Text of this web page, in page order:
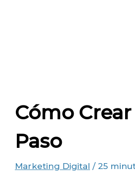
Cómo
Paso
Marketing Digital / 25